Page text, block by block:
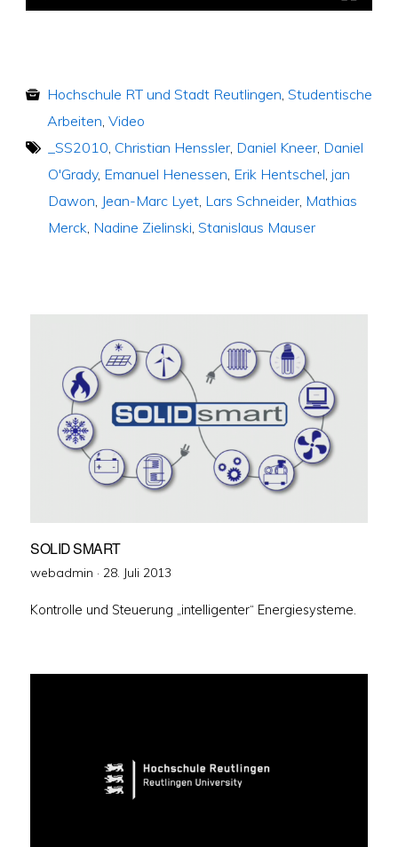
Hochschule RT und Stadt Reutlingen Studentische
Arbeiten Video
_SS2010 Christian Henssler, Daniel Kneer, Daniel
O'Grady, Emanuel Henessen Erik Hentschel jan
Dawon Jean-Marc Lyet, Lars Schneider, Mathias
Merck Nadine Zielinski Stanislaus Mauser
SOLID SMART
webadmin · Veröffentlicht
28. Juli 2013
Kontrolle und Steuerung „intelligenter“ Energiesysteme.